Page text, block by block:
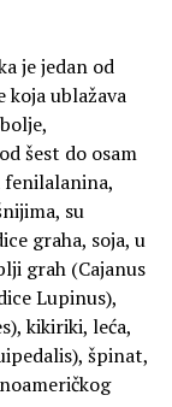
je jedan od
ublažava
šest do osam
su
graha, soja, u
grah (Cajanus
Lupinus),
kikiriki, leća,
špinat,